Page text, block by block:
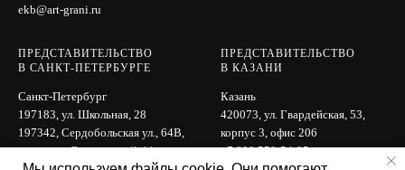
ekb@art-grani.ru
ПРЕДСТАВИТЕЛЬСТВО
В САНКТ-ПЕТЕРБУРГЕ
Санкт-Петербург
197183, ул. Школьная, 28
197342, Сердобольская ул., 64B,
вход с ул. Лисичанской, 11
ПРЕДСТАВИТЕЛЬСТВО
В КАЗАНИ
Казань
420073, ул. Гвардейская, 53,
корпус 3, офис 206
+7 800 550-54-95